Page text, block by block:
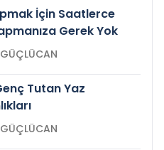
İçin Saatlerce
Gerek Yok
Zeynep GÜÇLÜCAN
Tutan Yaz
Zeynep GÜÇLÜCAN